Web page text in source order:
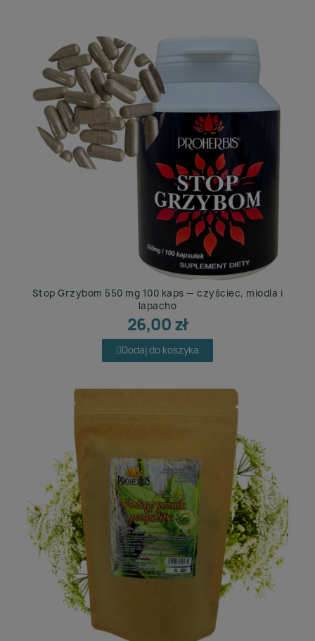
Stop Grzybom 550 mg 100 kaps — czyściec, miodla i
lapacho
26,00 zł
Dodaj do koszyka